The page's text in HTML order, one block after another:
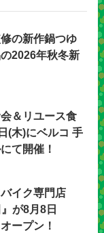
の新作鍋つゆ
2026年秋冬新
会＆リユース食
(木)にベルコ 手
て開催！
イク専門店
が8月8日
ープン！